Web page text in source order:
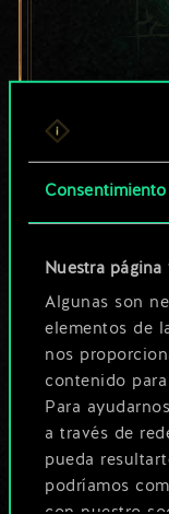
Consentimiento
Nuestra
Algunas son
elementos de
nos
contenido
Para
a través de
pueda
podríamos
un
ser
Poner
una guía